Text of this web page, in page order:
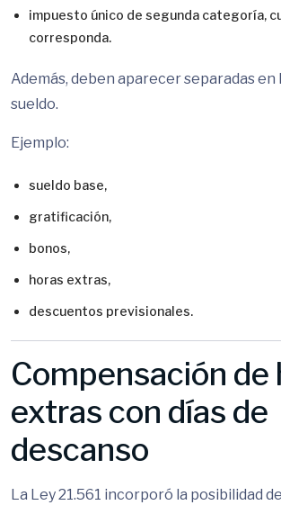
impuesto único de segunda categoría,
corresponda.
Además, deben aparecer separadas en
sueldo.
Ejemplo:
sueldo base,
gratificación,
bonos,
horas extras,
descuentos previsionales.
Compensación de
extras con días de
descanso
La Ley 21.561 incorporó la posibilidad